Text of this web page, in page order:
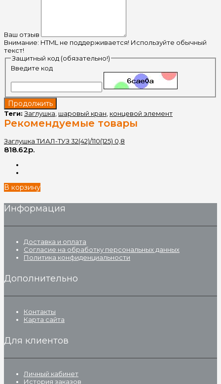
Ваш отзыв
Внимание: HTML не поддерживается! Используйте обычный
текст!
Защитный код (обязательно!)
Введите код
Продолжить
Теги: Заглушка шаровый кран концевой элемент
Рекомендуемые товары
Заглушка ТИАЛ-ТУЗ 32(42)/110(125) 0,8
818.62р.
В корзину
Информация
Доставка и оплата
Согласие на обработку персональных данных
Политика конфиденциальности
Дополнительно
Контакты
Карта сайта
Для клиентов
Личный кабинет
История заказов